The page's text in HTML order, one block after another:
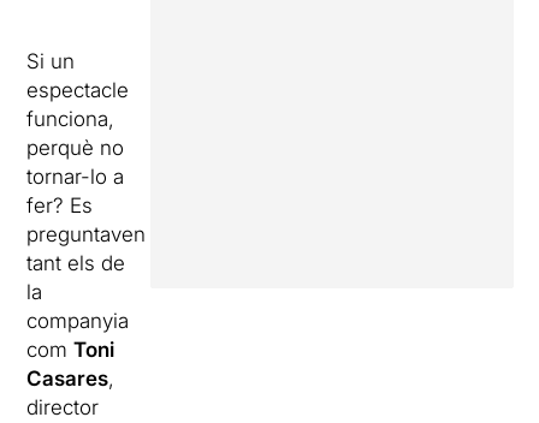
Si un
espectacle
funciona,
perquè no
tornar-lo a
fer? Es
preguntaven
tant els de
la
companyia
comToni
Casares,
director